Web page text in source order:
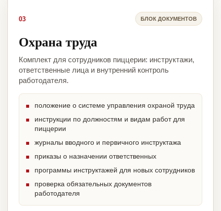
03 БЛОК ДОКУМЕНТОВ
Охрана труда
Комплект для сотрудников пиццерии: инструктажи,
ответственные лица и внутренний контроль
работодателя.
положение о системе управления охраной труда
инструкции по должностям и видам работ для
пиццерии
журналы вводного и первичного инструктажа
приказы о назначении ответственных
программы инструктажей для новых сотрудников
проверка обязательных документов
работодателя